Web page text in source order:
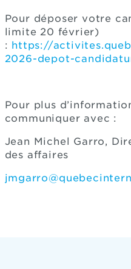
Pour déposer votre
limite 20 février)
: https://
2026-depot-
Pour plus
communiquer avec :
Jean Michel Garro,
des affaires